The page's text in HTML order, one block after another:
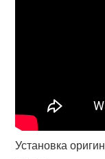
Установка